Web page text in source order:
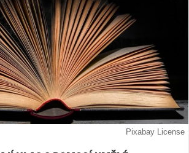
Pixabay License